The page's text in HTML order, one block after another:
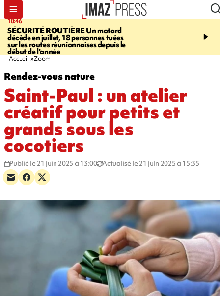
10:46
SÉCURITÉ ROUTIÈREUn motard
décède en juillet, 18 personnes tuées
sur les routes réunionnaises depuis le
début de l'année
13:49
mineurs - un courrier
Accueil Zoom
Rendez-vous nature
Saint-Paul : un atelier
créatif pour petits et
grands sous les
cocotiers
Publié le 21 juin 2025 à 13:00 Actualisé le 21 juin 2025 à 15:35